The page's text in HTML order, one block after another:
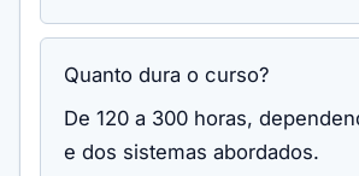
Quanto dura o curso?
De 120 a 300 horas,
e dos sistemas abordados.